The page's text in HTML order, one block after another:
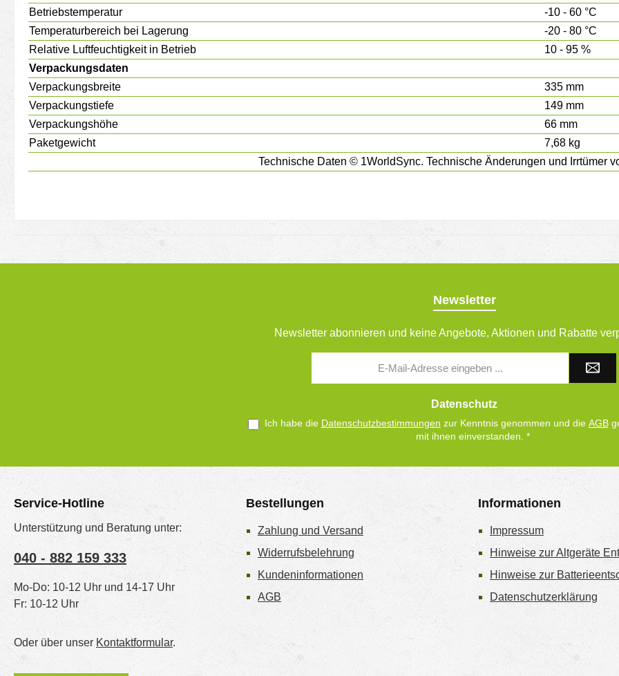
Betriebstemperatur
-10 - 60 °C
Temperaturbereich bei Lagerung
-20 - 80 °C
Relative Luftfeuchtigkeit in Betrieb
10 - 95 %
Verpackungsdaten
Verpackungsbreite
335 mm
Verpackungstiefe
149 mm
Verpackungshöhe
66 mm
Paketgewicht
7,68 kg
Technische Daten © 1WorldSync. Technische Änderungen und Irrtümer
Newsletter
Newsletter abonnieren und keine Angebote, Aktionen und Rabatte
Datenschutz
Ich habe die Datenschutzbestimmungen zur Kenntnis genommen und die AGB
mit ihnen einverstanden. *
Service-Hotline
Unterstützung und Beratung unter:
040 - 882 159 333
Mo-Do: 10-12 Uhr und 14-17 Uhr
Fr: 10-12 Uhr
Oder über unser Kontaktformular.
Bestellungen
Zahlung und Versand
Widerrufsbelehrung
Kundeninformationen
AGB
Informationen
Impressum
Hinweise zur Altgeräte
Hinweise zur
Datenschutzerklärung